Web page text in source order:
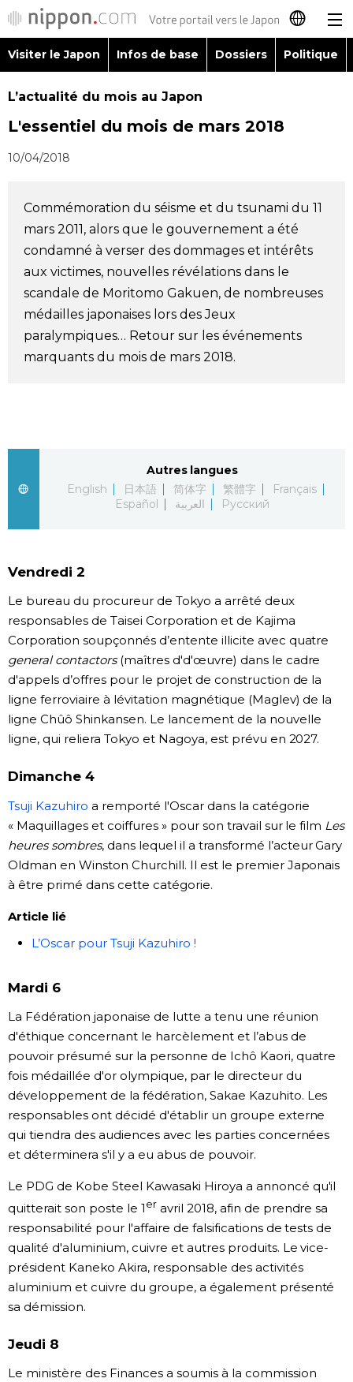
日本語
العربية
Русский
Visiter le Japon
Dossiers
Politique
Économie
Données
Séries
Personnages
Chroniques
Images
Vidéos
Tokyo
official SNS
Visiter le Japon Infos de base Dossiers Politique
L’actualité du mois au Japon
L'essentiel du mois de mars 2018
10/04/2018
Commémoration du séisme et du tsunami du 11
mars 2011, alors que le gouvernement a été
condamné à verser des dommages et intérêts
aux victimes, nouvelles révélations dans le
scandale de Moritomo Gakuen, de nombreuses
médailles japonaises lors des Jeux
paralympiques… Retour sur les événements
marquants du mois de mars 2018.
Autres langues
English
日本語 简体字 繁體字
Français
Español
العربية Русский
Vendredi 2
Le bureau du procureur de Tokyo a arrêté deux
responsables de Taisei Corporation et de Kajima
Corporation soupçonnés d’entente illicite avec quatre
general contactors(maîtres d'd'œuvre) dans le cadre
d'appels d’offres pour le projet de construction de la
ligne ferroviaire à lévitation magnétique (Maglev) de la
ligne Chûô Shinkansen. Le lancement de la nouvelle
ligne, qui reliera Tokyo et Nagoya, est prévu en 2027.
Dimanche 4
Tsuji Kazuhiro a remporté l'Oscar dans la catégorie
« Maquillages et coiffures » pour son travail sur le film Les
heures sombres, dans lequel il a transformé l’acteur Gary
Oldman en Winston Churchill. Il est le premier Japonais
à être primé dans cette catégorie.
Article lié
L’Oscar pour Tsuji Kazuhiro !
Mardi 6
La Fédération japonaise de lutte a tenu une réunion
d'éthique concernant le harcèlement et l’abus de
pouvoir présumé sur la personne de Ichô Kaori, quatre
fois médaillée d'or olympique, par le directeur du
développement de la fédération, Sakae Kazuhito. Les
responsables ont décidé d'établir un groupe externe
qui tiendra des audiences avec les parties concernées
et déterminera s'il y a eu abus de pouvoir.
Le PDG de Kobe Steel Kawasaki Hiroya a annoncé qu'il
quitterait son poste le 1 eravril 2018, afin de prendre sa
responsabilité pour l'affaire de falsifications de tests de
qualité d'aluminium, cuivre et autres produits. Le vice-
président Kaneko Akira, responsable des activités
aluminium et cuivre du groupe, a également présenté
sa démission.
Jeudi 8
Le ministère des Finances a soumis à la commission